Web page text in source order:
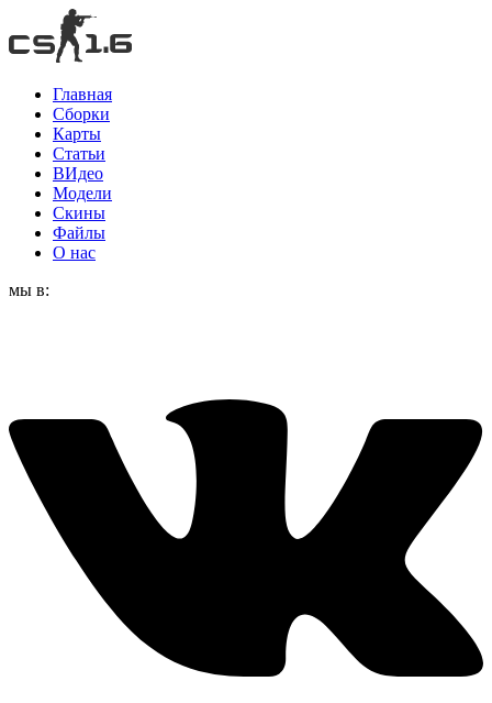
Главная
Сборки
Карты
Статьи
ВИдео
Модели
Скины
Файлы
О нас
мы в: